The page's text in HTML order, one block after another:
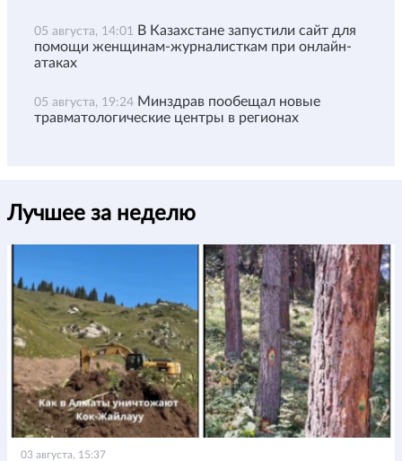
05 августа, 14:01 В Казахстане запустили сайт для
помощи женщинам-журналисткам при онлайн-
атаках
05 августа, 19:24 Минздрав пообещал новые
травматологические центры в регионах
Лучшее за неделю
03 августа, 15:37